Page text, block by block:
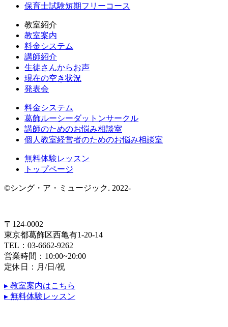
保育士試験短期フリーコース
教室紹介
教室案内
料金システム
講師紹介
生徒さんからお声
現在の空き状況
発表会
料金システム
葛飾ルーシーダットンサークル
講師のためのお悩み相談室
個人教室経営者のためのお悩み相談室
無料体験レッスン
トップページ
©シング・ア・ミュージック. 2022-
〒124-0002
東京都葛飾区西亀有1-20-14
TEL：03-6662-9262
営業時間：10:00~20:00
定休日：月/日/祝
▸ 教室案内はこちら
▸ 無料体験レッスン